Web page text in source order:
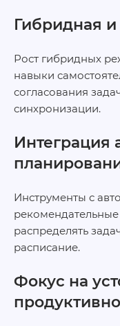
Гибридная
Рост гибридных
навыки
согласования
синхронизации.
Интеграция
Инструменты с
распределять
расписание.
Фокус на